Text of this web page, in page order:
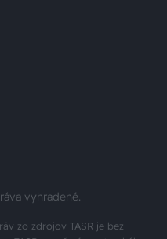
vyhradené.
zo zdrojov TASR je bez